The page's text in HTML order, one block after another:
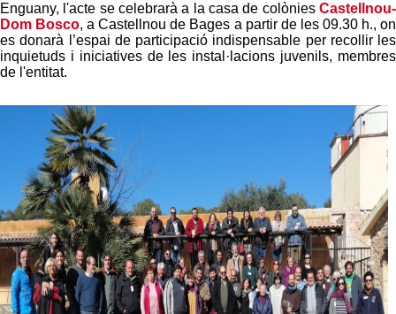
Enguany, l'acte se celebrarà a la casa de colònies Castellnou-
Dom Bosco, a Castellnou de Bages a partir de les 09.30 h., on
es donarà l’espai de participació indispensable per recollir les
inquietuds i iniciatives de les instal·lacions juvenils, membres
de l'entitat.